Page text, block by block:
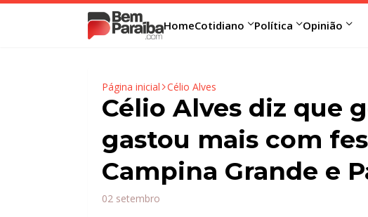
HomeCotidiano Política Opinião
Página inicial Célio Alves
Célio Alves diz que
gastou mais com
Campina Grande e
02 setembro